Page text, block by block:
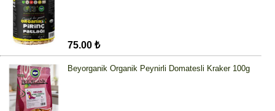
75.00 ₺
Beyorganik Organik Peynirli Domatesli Kraker 100g